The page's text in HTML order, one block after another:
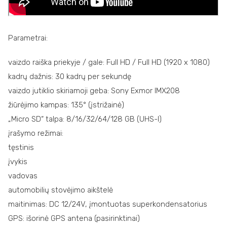
Parametrai:
vaizdo raiška priekyje / gale: Full HD / Full HD (1920 x 1080)
kadrų dažnis: 30 kadrų per sekundę
vaizdo jutiklio skiriamoji geba: Sony Exmor IMX208
žiūrėjimo kampas: 135° (įstrižainė)
„Micro SD“ talpa: 8/16/32/64/128 GB (UHS-I)
įrašymo režimai:
tęstinis
įvykis
vadovas
automobilių stovėjimo aikštelė
maitinimas: DC 12/24V, įmontuotas superkondensatorius
GPS: išorinė GPS antena (pasirinktinai)